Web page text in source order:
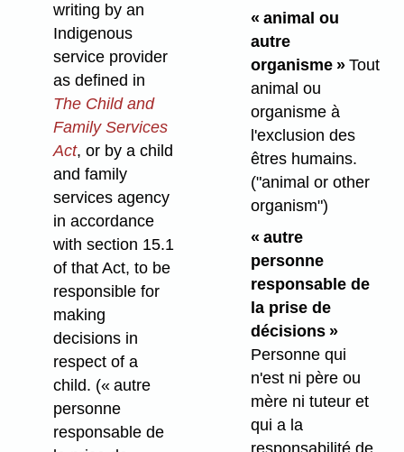
writing by an
Indigenous
service provider
as defined in
The Child and
Family Services
Act, or by a child
and family
services agency
in accordance
with section 15.1
of that Act, to be
responsible for
making
decisions in
respect of a
child. (« autre
personne
responsable de
« animal ou
autre
organisme »Tout
animal ou
organisme à
l'exclusion des
êtres humains.
("animal or other
organism")
« autre
personne
responsable de
la prise de
décisions »
Personne qui
n'est ni père ou
mère ni tuteur et
qui a la
responsabilité de